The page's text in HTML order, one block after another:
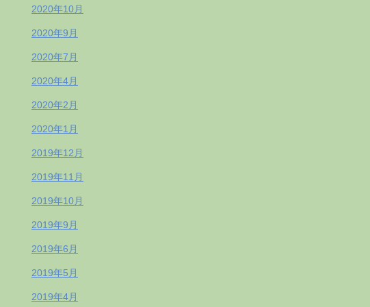
2020年10月
2020年9月
2020年7月
2020年4月
2020年2月
2020年1月
2019年12月
2019年11月
2019年10月
2019年9月
2019年6月
2019年5月
2019年4月